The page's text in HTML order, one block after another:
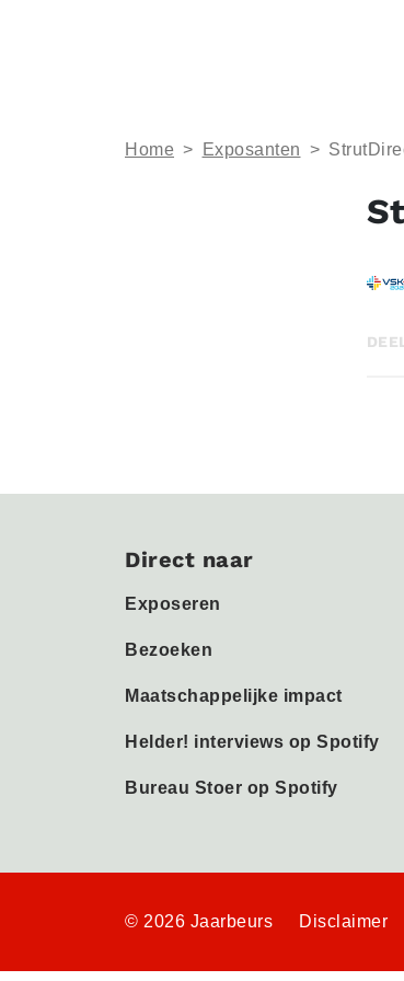
Home > Exposanten >
Direct naar
Exposeren
Bezoeken
Maatschappelijke impact
Helder! interviews op Spotify
Bureau Stoer op Spotify
© 2026 Jaarbeurs Disclaimer